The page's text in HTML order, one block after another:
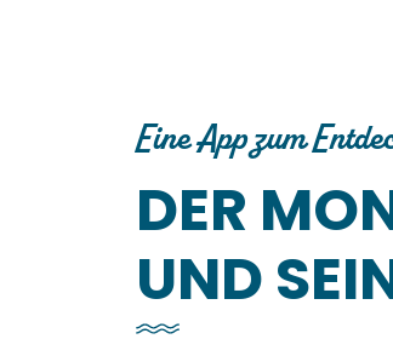
Eine App zum
DER
UND